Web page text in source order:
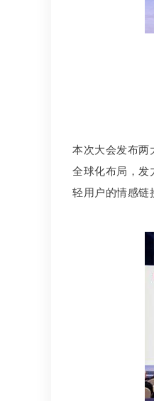
本次大会发布两
全球化布局，发
轻用户的情感链